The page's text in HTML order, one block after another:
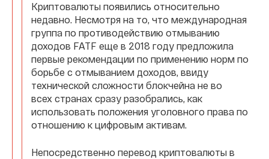
Криптовалюты появились относительно
недавно. Несмотря на то, что международная
группа по противодействию отмыванию
доходов FATF еще в 2018 году предложила
первые рекомендации по применению норм по
борьбе с отмыванием доходов, ввиду
технической сложности блокчейна не во
всех странах сразу разобрались, как
использовать положения уголовного права по
отношению к цифровым активам.
Непосредственно перевод криптовалюты в